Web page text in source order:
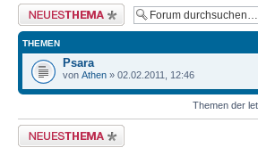
Neues Thema erstellen
THEMEN
Psara
von Athen » 02.02.2011, 12:46
Themen der
Neues Thema erstellen